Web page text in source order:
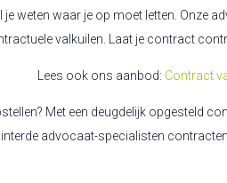
weten waar je op moet letten. Onze
valkuilen. Laat je contract
Lees ook ons aanbod: Contract
Met een deugdelijk opgesteld
advocaat-specialisten